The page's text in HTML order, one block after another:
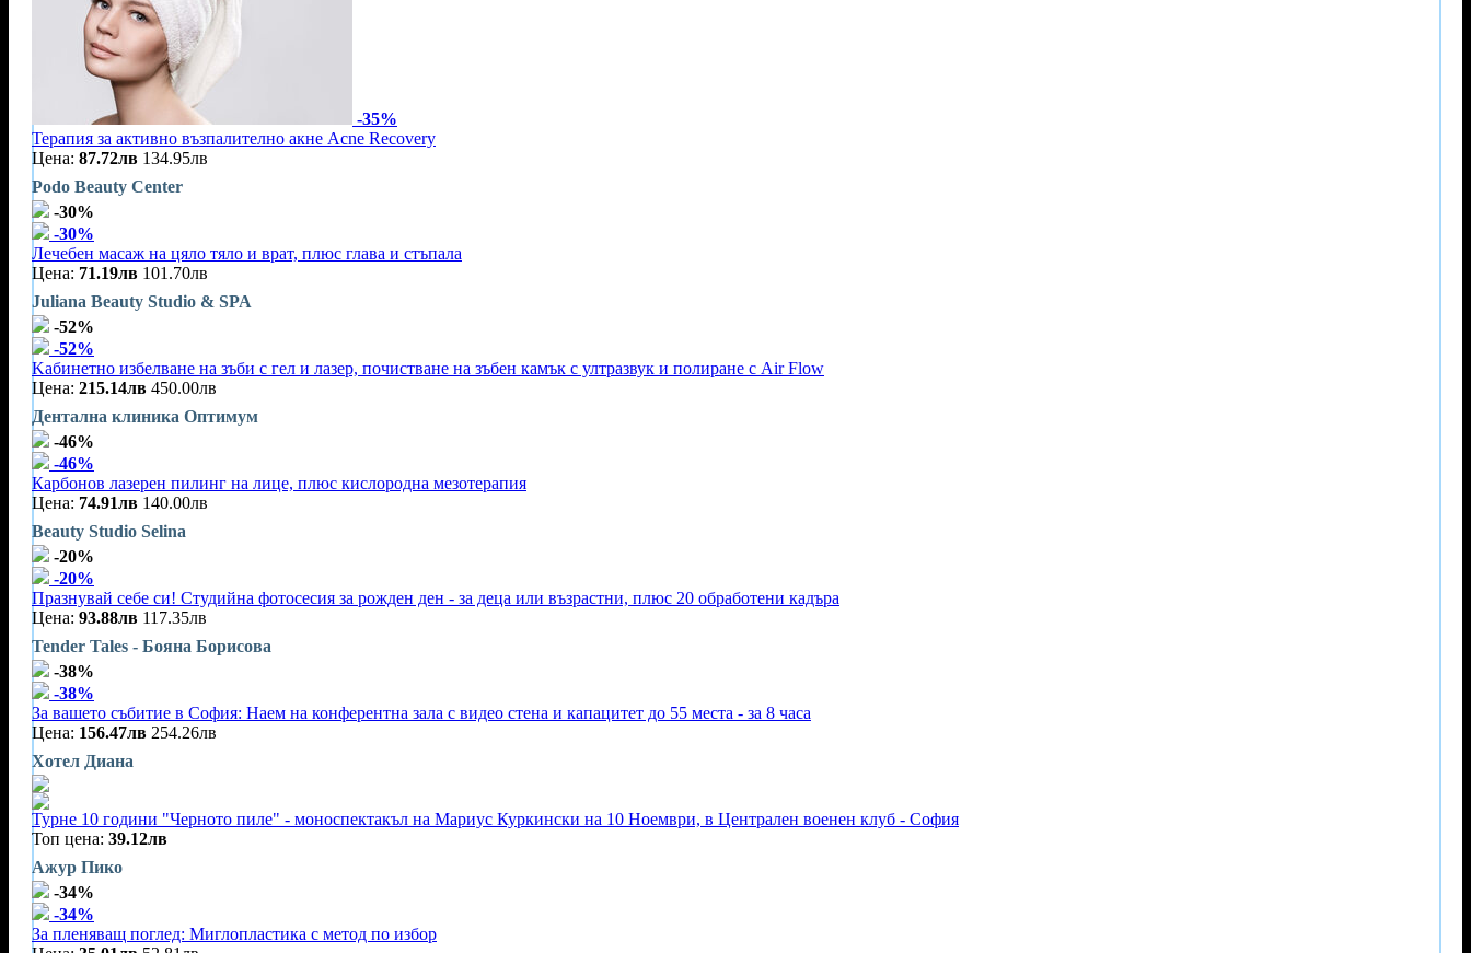
-35%
Терапия за активно възпалително акне Acne Recovery
Цена: 87.72лв 134.95лв
Podo Beauty Center
-30%
-30%
Лечебен масаж на цяло тяло и врат, плюс глава и стъпала
Цена: 71.19лв 101.70лв
Juliana Beauty Studio & SPA
-52%
-52%
Kабинетно избелване на зъби с гел и лазер, почистване на зъбен камък с ултразвук и полиране с Air Flow
Цена: 215.14лв 450.00лв
Дентална клиника Оптимум
-46%
-46%
Карбонов лазерен пилинг на лице, плюс кислородна мезотерапия
Цена: 74.91лв 140.00лв
Beauty Studio Selina
-20%
-20%
Празнувай себе си! Студийна фотосесия за рожден ден - за деца или възрастни, плюс 20 обработени кадъра
Цена: 93.88лв 117.35лв
Tender Tales - Бояна Борисова
-38%
-38%
За вашето събитие в София: Наем на конферентна зала с видео стена и капацитет до 55 места - за 8 часа
Цена: 156.47лв 254.26лв
Хотел Диана
Турне 10 години "Черното пиле" - моноспектакъл на Мариус Куркински на 10 Ноември, в Централен военен клуб - София
Топ цена: 39.12лв
Ажур Пико
-34%
-34%
За пленяващ поглед: Миглопластика с метод по избор